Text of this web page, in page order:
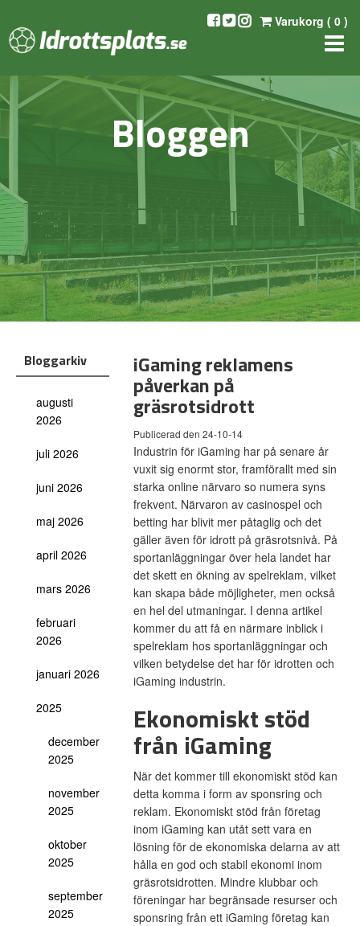
Varukorg ( 0 )
Bloggen
Bloggarkiv
augusti
2026
juli 2026
juni 2026
maj 2026
april 2026
mars 2026
februari
2026
januari 2026
2025
december
2025
november
2025
oktober
2025
september
2025
iGaming reklamens
påverkan på
gräsrotsidrott
Publicerad den 24-10-14
Industrin för iGaming har på senare år
vuxit sig enormt stor, framförallt med sin
starka online närvaro so numera syns
frekvent. Närvaron av casinospel och
betting har blivit mer påtaglig och det
gäller även för idrott på gräsrotsnivå. På
sportanläggningar över hela landet har
det skett en ökning av spelreklam, vilket
kan skapa både möjligheter, men också
en hel del utmaningar. I denna artikel
kommer du att få en närmare inblick i
spelreklam hos sportanläggningar och
vilken betydelse det har för idrotten och
iGaming industrin.
Ekonomiskt stöd
från iGaming
När det kommer till ekonomiskt stöd kan
detta komma i form av sponsring och
reklam. Ekonomiskt stöd från företag
inom iGaming kan utåt sett vara en
lösning för de ekonomiska delarna av att
hålla en god och stabil ekonomi inom
gräsrotsidrotten. Mindre klubbar och
föreningar har begränsade resurser och
sponsring från ett iGaming företag kan